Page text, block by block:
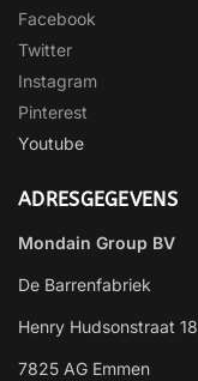
Facebook
Twitter
Instagram
Pinterest
Youtube
ADRESGEGEVENS
Mondain Group BV
De Barrenfabriek
Henry Hudsonstraat 18
7825 AG Emmen